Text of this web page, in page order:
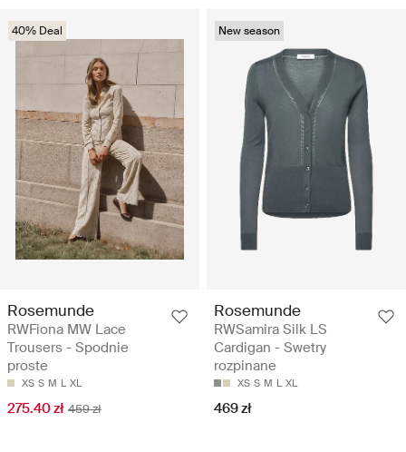
40% Deal
Rosemunde
RWFiona MW Lace
Trousers - Spodnie
proste
XS S M L XL
275.40 zł 459 zł
New season
Rosemunde
RWSamira Silk LS
Cardigan - Swetry
rozpinane
XS S M L XL
469 zł